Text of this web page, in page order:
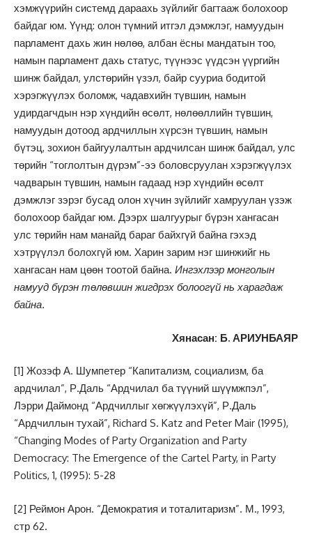
хэмжүүрийн системд дараахь зүйлийг багтааж болохоор
байдаг юм. Үүнд: олон түмний итгэл дэмжлэг, намуудын
парламент дахь жин нөлөө, албан ёсны мандатын тоо,
намын парламент дахь статус, түүнээс үүдсэн үүргийн
шинж байдал, улстөрийн үзэл, байр сууриа бодитой
хэрэгжүүлэх боломж, чадавхийн түвшин, намын
удирдагчдын нэр хүндийн өсөлт, нөлөөллийн түвшин,
намуудын дотоод ардчиллын хүрсэн түвшин, намын
бүтэц, зохион байгуулалтын ардчилсан шинж байдал, улс
төрийн “тоглолтын дүрэм”-ээ боловсруулан хэрэгжүүлэх
чадварын түвшин, намын гадаад нэр хүндийн өсөлт
дэмжлэг зэрэг бусад олон хүчин зүйлийг хамруулан үзэж
болохоор байдаг юм. Дээрх шалгуурыг бүрэн хангасан
улс төрийн нам манайд бараг байхгүй байна гэхэд
хэтрүүлэл болохгүй юм. Харин зарим нэг шинжийг нь
хангасан нам цөөн тоотой байна. Ингэхлээр монголын
намууд бүрэн төлөвшин жигдрэх болоогүй нь харагдаж
байна.
Хянасан: Б. АРИУНБАЯР
[1] Жозэф А. Шумпетер “Капитализм, социализм, ба
ардчилал”, Р.Даль “Ардчилал ба түүний шүүмжпэл”,
Лэрри Даймонд “Ардчиллыг хөгжүүлэхүй”, Р.Даль
“Ардчиллын тухай”, Richard S. Katz and Peter Mair (1995),
“Changing Modes of Party Organization and Party
Democracy: The Emergence of the Cartel Party, in Party
Politics, 1, (1995): 5-28
[2] Реймон Арон. “Демократия и тоталитаризм”. М., 1993,
стр 62.